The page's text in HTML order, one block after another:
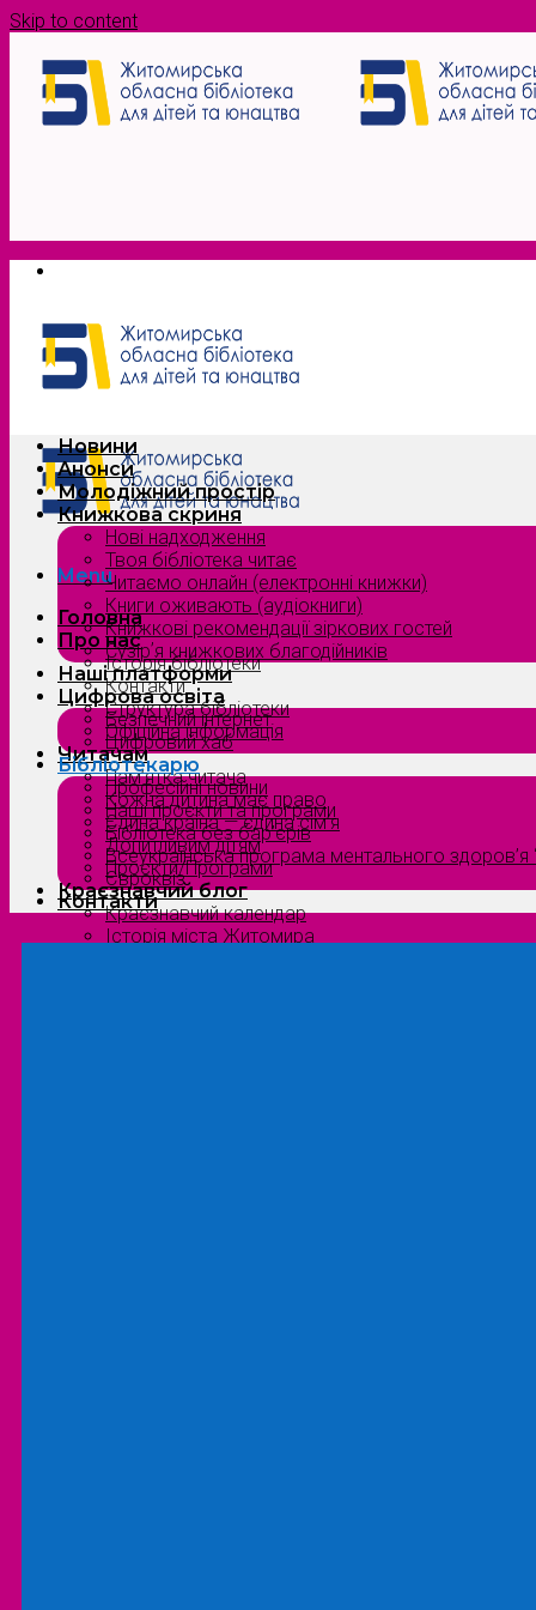
Skip to content
Menu
Головна
Про нас
Історія бібліотеки
Контакти
Структура бібліотеки
Офіційна інформація
Читачам
Пам’ятка читача
Кожна дитина має право
Єдина країна — єдина сім’я
Допитливим дітям
Проєкти/Програми
Краєзнавчий блог
Краєзнавчий календар
Історія міста Житомира
Новини
Анонси
Молодіжний простір
Книжкова скриня
Нові надходження
Твоя бібліотека читає
Читаємо онлайн (електронні книжки)
Книги оживають (аудіокниги)
Книжкові рекомендації зіркових гостей
Сузірʼя книжкових благодійників
Наші платформи
Цифрова освіта
Безпечний інтернет
Цифровий хаб
Бібліотекарю
Професійні новини
Наші проєкти та програми
Бібліотека без бар’єрів
Всеукраїнська програма ментального здоров’я
Євроквіз
Контакти